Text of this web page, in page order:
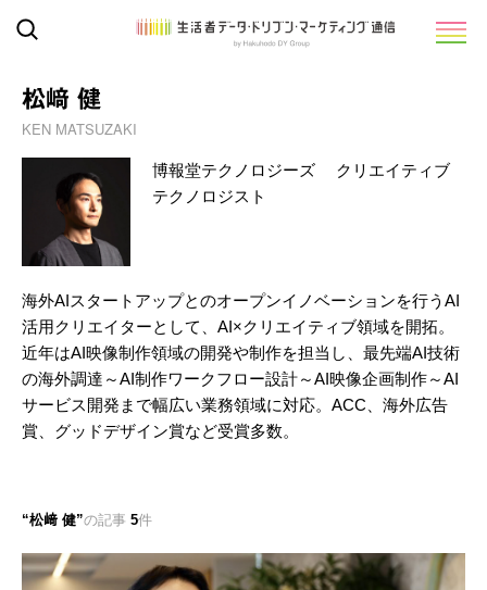
松﨑 健
KEN MATSUZAKI
博報堂テクノロジーズ クリエイティブ
テクノロジスト
海外AIスタートアップとのオープンイノベーションを行うAI
活用クリエイターとして、AI×クリエイティブ領域を開拓。
近年はAI映像制作領域の開発や制作を担当し、最先端AI技術
の海外調達～AI制作ワークフロー設計～AI映像企画制作～AI
サービス開発まで幅広い業務領域に対応。ACC、海外広告
賞、グッドデザイン賞など受賞多数。
松﨑 健 の記事 5件